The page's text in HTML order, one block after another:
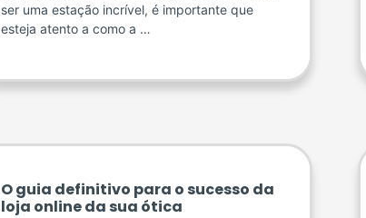
ser uma estação incrível, é importante que
esteja atento a como a …
O guia definitivo para o sucesso da
loja online da sua ótica